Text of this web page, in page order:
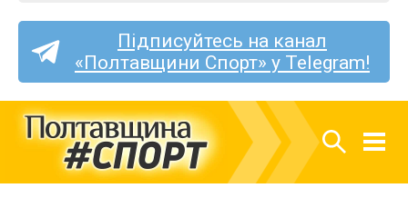
Підписуйтесь на канал
«Полтавщини Спорт» у Telegram!